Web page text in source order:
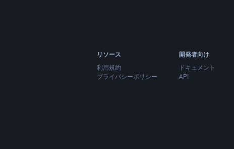
リソース
利用規約
プライバシーポリシー
開発者向け
ドキュメント
API